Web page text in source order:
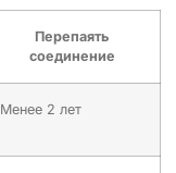
Перепаять
соединение
Менее 2 лет